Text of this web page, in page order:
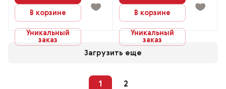
В корзине
Уникальный
заказ
В корзине
Уникальный
заказ
Загрузить еще
1 2